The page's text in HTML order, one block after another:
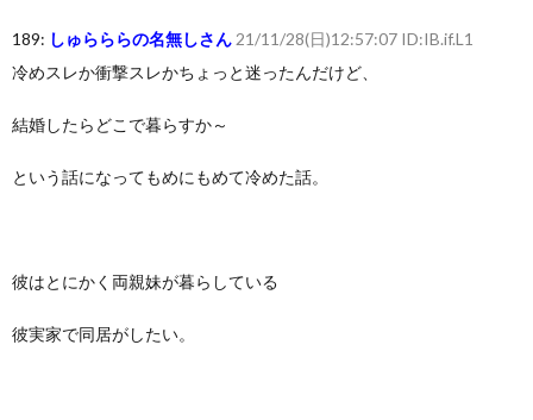
189: しゅらららの名無しさん 21/11/28(日)12:57:07 ID:IB.if.L1
冷めスレか衝撃スレかちょっと迷ったんだけど、
結婚したらどこで暮らすか～
という話になってもめにもめて冷めた話。
彼はとにかく両親妹が暮らしている
彼実家で同居がしたい。